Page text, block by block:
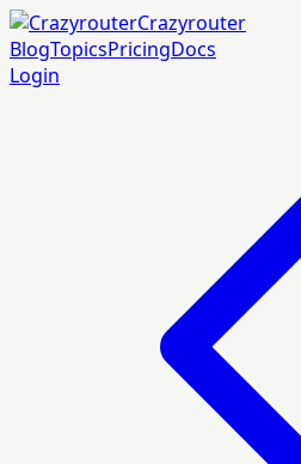
Crazyrouter
BlogTopicsPricingDocs
Login